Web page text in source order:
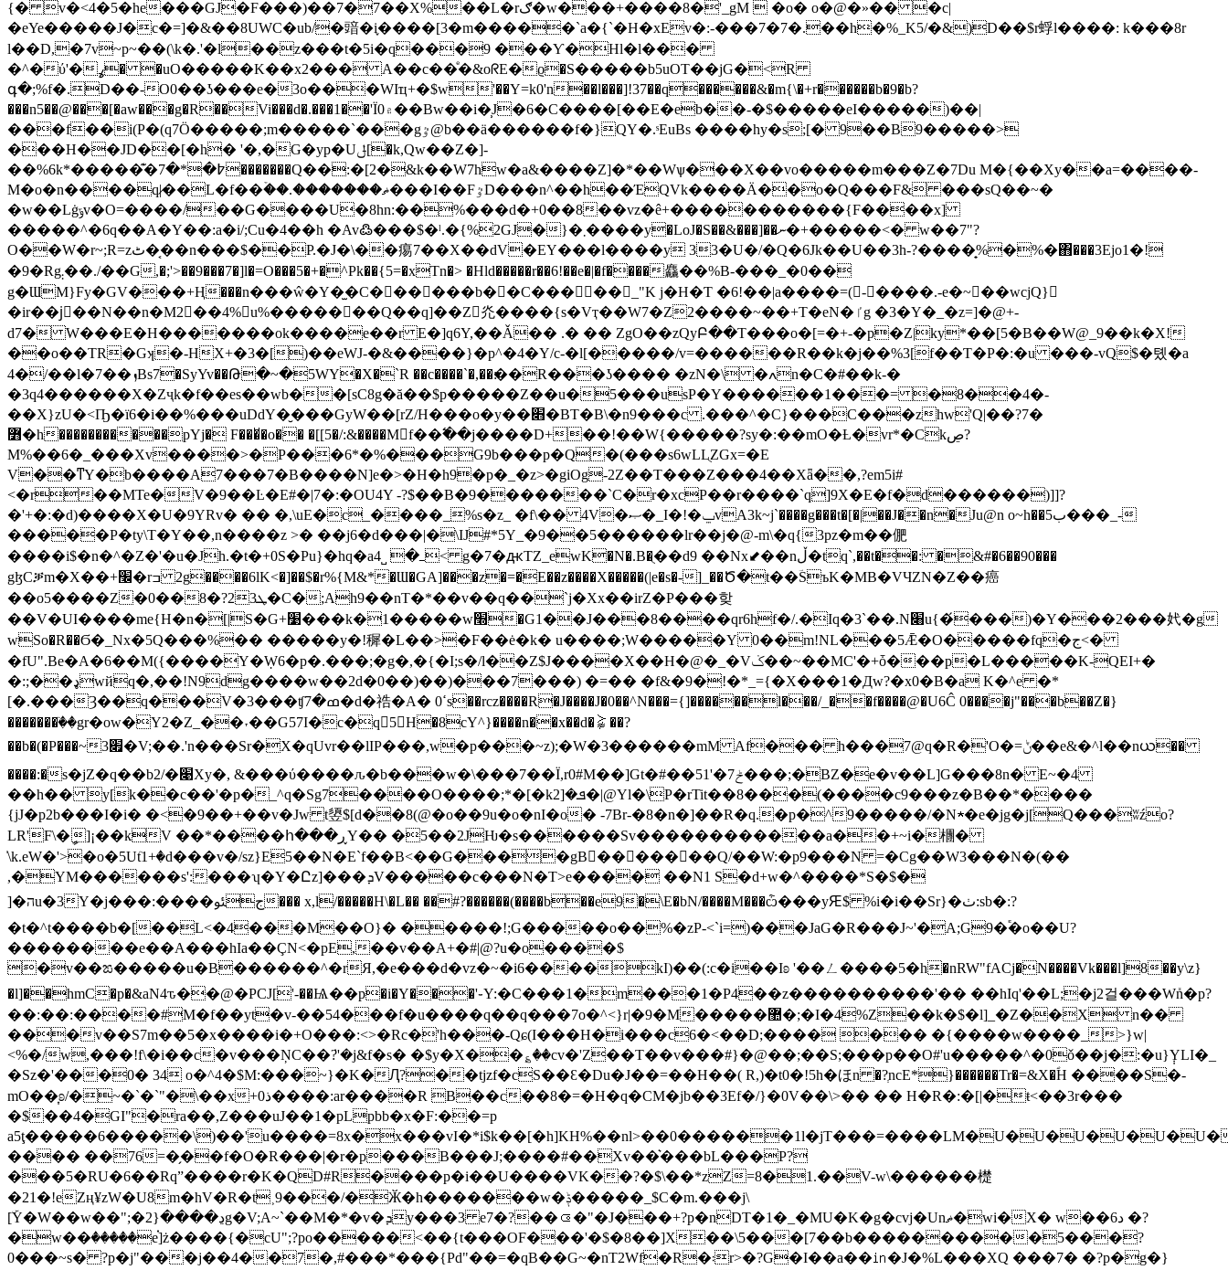
{� v�<4�5�he���GJ�F���)��7�7��X%��L�rګ�w���+����8�'_gM  �o� o�@�»�� �c|
�eYe�����J�c�=]�&��8UWC�ub/�䜾�i֪����[3�m�����`a�{`�H�xEv�:-���7�7�.��h�%_K5/�&)D��$r蜉l����: k���8r
l��D,�7v~p~��(\k�.'�l��z���t�5i�q���9 ���Ƴ�Hl�l���
�^�ύ'�ߩ� �uΟ�����K��x2��� A��c��ͤ�&oᖇE�ϱ�S�����b5uOT��jG�<R
գ�;%f�.D��-O0��ʖ���e�3o���WIҵ+�$w'��Y=k0'n��l���]!37��q������&�m{\�+r������b�9�b?
���n5��@���[�aw���g�R��Vi���d�.���1��'Ϊ0۾��Bw��i�̹J�6�C����[��E�eb��-�$�����eI�����)��|
���f��i(P�(q7Ö�����;m�����`���gٷ@b��ä������f�}QY�.ˢEuBs ����hy�s;[� 9��B9�����>
���H��JD��[�h� '�,�G�yp�Uݪ[�k,Qw��Z�]-
��%6k*�����͊�߈�*�7�������Q��:�[2�&k��W7hw�a&����Z]�*��Wѱ���X��vo�����m���Z�7Du M�{��Xy��a=����-
M�o�n����q|̷��L�f��ۡ��.�������ޡ���I��FٷD���n^��h��ΈQVk����Ӓ��o�Q���F& ���sQ��~�
�w��Lġݹv�O=����/��G����U�8hn:��%���d�+0��8��vz�ê+�����������{F����x]
�����^�6q��A�Y��:a�i/;Cu�4��h �Av߷���$�ˡ.�{%2GJ�}�܂����y�LoJ�S��&���]��ނ�+�����<� w��7"?
O��W�r~;R=zٹ��͔�n���$��P.�J�\��痬7��X��dV�EY���l����y 33�U�/�Q�6Jk��U��3h-?����̟%�%�΋���3Ejo1�!
�9�Rg܄��./��G,�;'>��9���7�]l�=O���5�+�^Pk��{5=�xTn�> �Hld�����r��6!��e�|�f����麤��%B-���_�0��
g�ƜM}Fy�GV���+Ң���n���ŵ�Y�̫�C������b��C�����_"K j�H�Ƭ �6!��|a����=(-����.-e�~��wcjQ}
�ir��jْ��N��n�M2��4%u%�������Q��q]��Z灮����{s�Vҭ��W7�Z2����~��+T�eN�ٵg �3�Y�_�z=]�@+-
d7� W���E�H�������ok����e��r E�]q6Y,��Ǎ�� .� �� ZgO��zQyԲ��T���o�[=�+-�p�Z|ky*��[5�B��W@_9��k�X!
��o��TR�Gʞ�-HX+�3�[)��eWJ-�&����}�p^�4�Y/c-�l[�����/v=������R��k�j��%3[f��Ƭ�P�:�u ���-vQ$�톘�a
4�/��l�7��ܙBs7�SyYv��Թ�~�5WY�X�`R ��c����`�,��׃��R���ʖ���� �zN�\ �ߍn�C�#��k-�
�3q4������X�Zҷk�f��es��wb��[sC8g�ă��$p�����Z��u�5���usP�Y������1���= �8��4�-
��X}zU�<Ҧ�ї6�i��%���uDdY�̮���GyW��[rZ/H���o�y��׋�BT�B\�n9���c .���^�C}���C���zhw'Q|��?7�
߻�h�����������pYj� F���̆�o�� �[[5�/:&����Mf��߱��j����D+��!��W{�����?sy�:��mO�Ƚ�vr*�Ckڝ?
M%��6�_���Xv����>�P���6*�%���G9b���p�Q�(���s6wLLֻZGx=�E
V��ͳY�b����A7���7�B����N]e�>�H�h9�p�_�z>�giOg-2Ζ��T���Z���4��Xǟ��,?em5i#
<�r��MTe�V�9��Ŀ�E#�|7�:�OU4Y -?$��B�9�������`C�r�xcP��r����`q]9X�E�f�d������)]]?
�'+�:�d)����X�U�9YRv� �� �,\uE�c_����_%s�z_ �f\�� 4V�ޞ�_I�!�ݐvA3k~j`����g���t�[�|��J��n�Ju@n o~h��ب5���_-
�����P�ty\T�Y��,n����z >� ��j6�d���|�\Ĳ#*5Y_�9��5������lr��j�@-m\�q{3pz�m��俷
����i$�n�^�Z�'�u�Jh.�t�+0S�Pu}�hq�aߺ� ˽4< g�7�ԫTZ_ewK�N�.B�ֻ��d9 ��Nx⬋��nڵ�tq`,��t��: �&#�6��90���
gɮCቓm�X��+׬�rߏ 2g����6lK<�]��$�r%{M&*�Ɯ�GA]���z�=�E��z����X�����(|e�s�-]_��Ծ�t��ؔSъK�MB�VЧZN�Z��癌
��o5����Z�0��ܛ23?�8�C�;Ah9��nT�*��v��q��`j�Xx��irZ�P���핮
��V�UI����me{H�n�[|S�G+׹���k�1�����w׭�G1��J���8����qr6hf�/.�Iq�3`��.N׈u{�́���)�Y���2���㚤�g
wSo�R��Ϭ�_Nx�5Q���%�� �����y�!穉�L��>�F��ė�k� u����;W�����Y 0��m!NL���5Ǣ�O�����fq�ج<�
�fU".Be�A�6��M({����Y�Ẉ6�p�.���;�g�,�{�I;s�/l��Z$J����X��H�@�_�Vݢ��~��MC'�+ȱ���p�L�����K-QEI+�
�:;��ډwйq�,��!N9dg����w��2d�0��)��)���7���) �=�� �f&�9�!�*_={�X���1�Дw?�x0�B�a K�^e �*
[�.���Ȝ��q���V�3���ʧߘ�7�d�祰�A� ߵ0s��rcz����R�J����J�0��^N���={]������l���/_��f����@�U6Ĉ 0����j"���b��Z�}
�������ٙ��gr�ow�Y2�Z_��˕��G57I�c�q5H�8cY^}����n��x��d�⪺��?
��b�(�P���~3׏�V;��.'n���Sr�X�qUvr��lIP���,w�p���~z);�W�3������mM Af��� h���7@q�R�'O�=ݨ��e&�^l��nယ��
����:�s�jZ�q��b2/�׉Xy�, &���ύ����ԉ�b���w�\���7��Ï,r0#M��]Gt�#��51'�7ݲ���;�BZ�e�v��L]G���8n� E~�4
��h�� y[k��c��'�p�_^q�Sg7����O����;*�[�kܦ�[2�|@Yl�\P�rTit��8���(����c9���z�B��*����
{jJ�p2b���I�i� �<�9��+��v�Jw t䇓$[d��8(@�o��9u�o�nI�o� -7Br-�8�n�]��R�q.�p�^9�����/�N★�e�jg�j[Q���ʬźo?
LR'F\�ީ]¡��kV ��*����հ���ڕY�� �5��2JǶ�s������Sv������������a��+~i�檲 �
̍\k.eW�'>�o�5Utٙ1+�d���v�/sz}E5��N�E`f��B<��G����gB�������Q/��W:�p9���N =�Cg��W3���N�(��
,�YM������s':���ʮ�Y�Ըz]���ܕV�����c���N�T>e���� ��N1 S�d+w�^����*S�$�
]�הu�3Y�j���:����جﯯ��� x,l/�����H\�L�� ��#?������(����b��e9�\E�bN/����M���ѽ���yԘ$ %i�i��Sr}�ٺ:sb�:?
�t�^t����b�[��L<�4���M��O}� �����!;G�����o��%�zP-<`i=)���JaG�R���J~'�A;G9�֕�o��U?
��������e��A���hIa��ÇN<�pE,��v��A+�#|@?u�o����$
�v��ಙ�����u�B������^�rЯ,�e���d�vz�~�i6����kI)��(:c�i��Iʚ '��ㄥ����5�h�nRW"fACj�N����Vk���l]8��y\z}
�l]��hmC�p�&aN4ԏ��@�PCJ['-��Ѩ��p�i�Y���'֊Y:�C���1�m���1�P4��z����������'�� ��hIq'��L;�j2걸���Wܺn�p?
��:��:����#M�f��yt�v-��54���f�u����q��q���7o�^<}r|�9�M�����޺�;�I�4%Z��k�$�l]_�Z��X n��
���v��S7m��5�x����i�+O���:<>�Rc�'h���-Qɕ(Ӏ���H�i���c6�<��D;���� ��� �{����w����_>}w|
<%�/w,���!f\�i��c�v���ŅC��ܿ?'�j&f�s� �$y�X��؏��cv�'Z��T��v���#}�@��;��S;���p��O#'u�����^�0ǒ��j�:�u}݄YLI�_
�Sz�'���0� 34 o�^4�$M:���~}�K�Ԯ?��tjzf�cS��Ԑ�Du�J��=��H��( R,)�t0�!5h�ほn �?ְncE*}������Tr�=&X�ؐH ����S�-
mO��͎ʚ/�~�`�`"�\��x+ذ0����:ar����R B��c��8�=�H�q�CM�jb��3Ef�/}�0V��\>�� �� H�R�:�[|�ŧ<��3r���
�$��4�GI"�ra��,Z���uJ��1�pLpbb�x�F:��=p
a5ţ�����6�����\)��'u����=8x�x���vI�*i$k��[�h]KH%��nl>��0������1l�jT���=����LM�U�U�U�U�U�U�
���� ��76=�̗��f�O�R���|�r�p���B���J;����#��Xv��͛���bL���P?
���5�RU�6��Rqˮ����r�K�QD#R����p�i��U����VK��?�$\��*zZ=8�1.��V-w\������檚
�21�!eZң¥zW�U8m�hV�R�t˲9���/�Ӂ�h�������w�ݙ�����_$C�m.���j\
[ۜY�W��w��";�ڍ����{2g�V;A~`��M�*�v�ܕy���3 e7�?��⟃�"�J���+?p�nDT�1�_�MU�K�g�cvj�Unޡ�wi�X� w��د6 �?
�w��ٛ�����e֗]ż����{�cU";?po�����<��{t���OF���'�$�8��]X��\5���[7��b����������5���?
0���~s� ?p�j"���j��4��7�,#���*���{Pd"��=�qB��G~�nT2Wf�R�܃r>�?G�I��a��㏌�J�%L���XQ ���7� �?p�g�}